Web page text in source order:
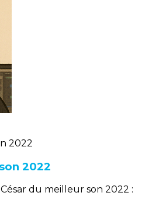
2022
du meilleur son 2022 :